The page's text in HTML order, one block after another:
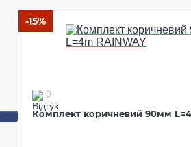
-15%
0
Комплект коричневий 90мм